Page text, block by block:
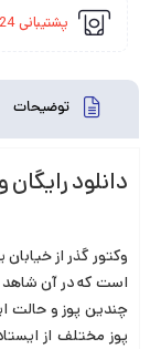
پشتیبانی 24 ساعته
توضیحات
دانلود رایگان
است که در آن شاهد
پوز مختلف از